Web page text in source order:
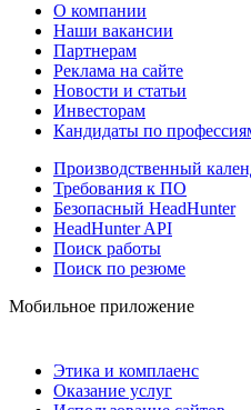
О компании
Наши вакансии
Партнерам
Реклама на сайте
Новости и статьи
Инвесторам
Кандидаты по
Производственный
Требования к ПО
Безопасный HeadHunter
HeadHunter API
Поиск работы
Поиск по резюме
Мобильное приложение
Этика и комплаенс
Оказание услуг